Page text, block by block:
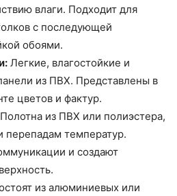
влаги. Подходит для
с последующей
обоями.
Легкие, влагостойкие и
из ПВХ. Представлены в
цветов и фактур.
Полотна из ПВХ или полиэстера,
перепадам температур.
и создают
из алюминиевых или